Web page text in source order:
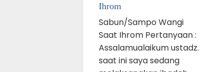
Ihrom
Sabun/Sampo Wangi
Saat Ihrom Pertanyaan :
Assalamualaikum ustadz.
saat ini saya sedang